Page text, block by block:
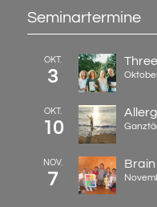
Seminartermine
OKT.
3
OKT.
10
NOV.
7